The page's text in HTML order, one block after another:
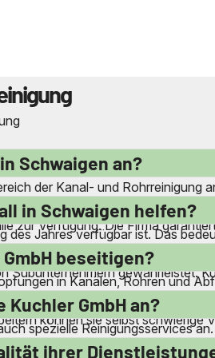
Schwaigen an?
der Kanal- und Rohrreinigung
und Inkrustierungen. Darüber
zur Verfügung. Die Firma
in Schwaigen helfen?
Jahres verfügbar ist. Das
und Umgebung sind sie in der
gewährleistet.
beseitigen?
in Kanälen, Rohren und
Auch
können sie selbst schwierige
GmbH an?
spezielle Reinigungsservices
zementartigen Ablagerungen.
ihrer